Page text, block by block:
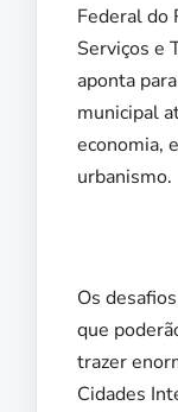
Federal do
Serviços e
aponta
municipal
economia,
urbanismo.
Os
que
trazer
Cidades